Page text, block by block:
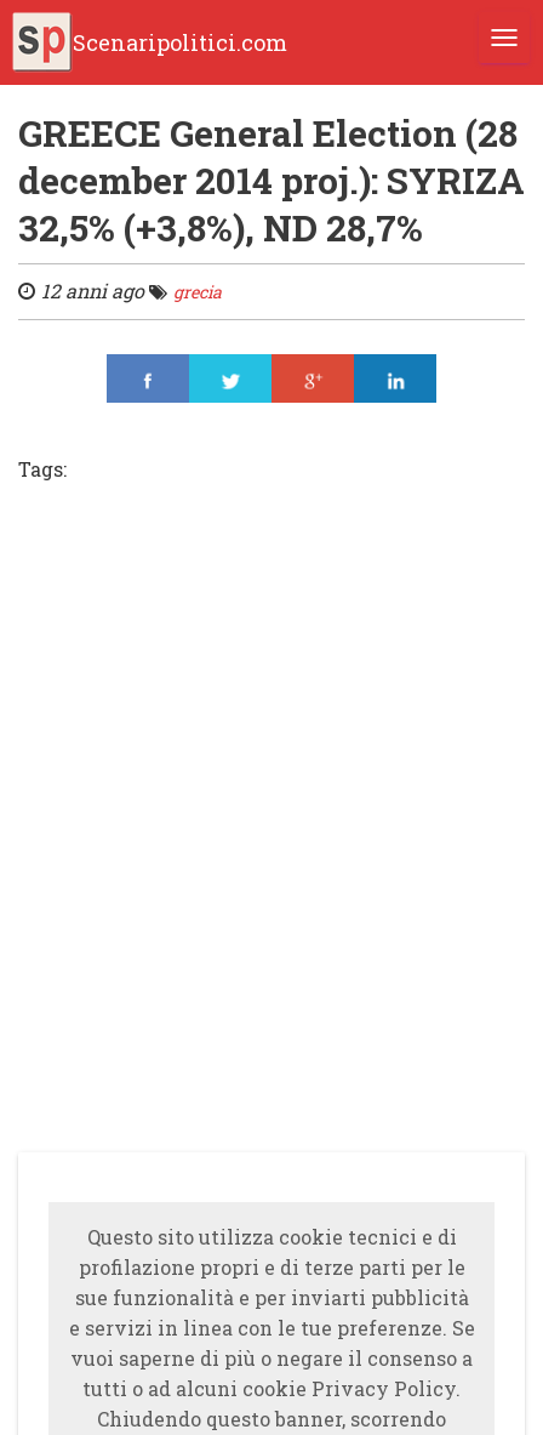
Scenaripolitici.com
GREECE General Election (28
december 2014 proj.): SYRIZA
32,5% (+3,8%), ND 28,7%
12 anni ago grecia
Tags:
Questo sito utilizza cookie tecnici e di
profilazione propri e di terze parti per le
sue funzionalità e per inviarti pubblicità
e servizi in linea con le tue preferenze. Se
vuoi saperne di più o negare il consenso a
tutti o ad alcuni cookie Privacy Policy.
Chiudendo questo banner, scorrendo